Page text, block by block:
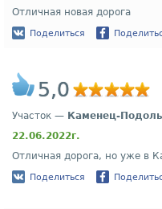
Отличная новая дорога
Поделиться
5,0
Участок — Каменец-
22.06.2022г.
Отличная дорога, но уже в
Поделиться